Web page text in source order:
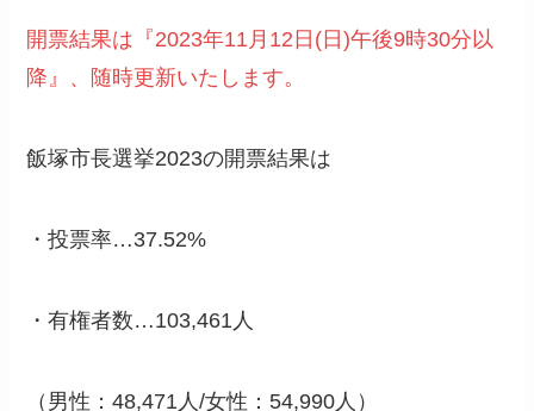
開票結果は『2023年11月12日(日)午後9時30分以
降』、随時更新いたします。
飯塚市長選挙2023の開票結果は
・投票率…37.52%
・有権者数…103,461人
（男性：48,471人/女性：54,990人）